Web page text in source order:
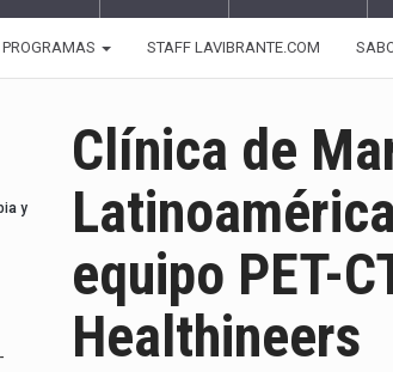
PROGRAMAS STAFF LAVIBRANTE.COM
Clínica de
equipo PET-
Healthineers
y